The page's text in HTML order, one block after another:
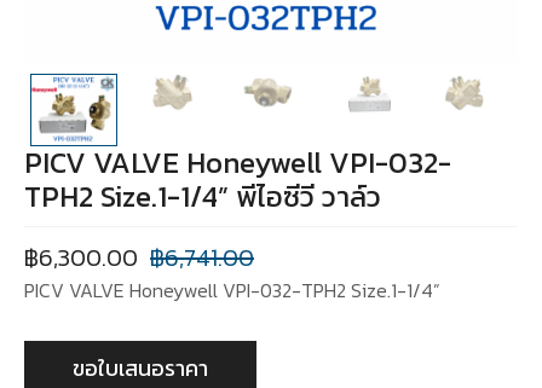
PICV VALVE Honeywell VPI-032-
TPH2 Size.1-1/4” พีไอซีวี วาล์ว
฿6,741.00
฿6,300.00
PICV VALVE Honeywell VPI-032-TPH2 Size.1-1/4”
ขอใบเสนอราคา